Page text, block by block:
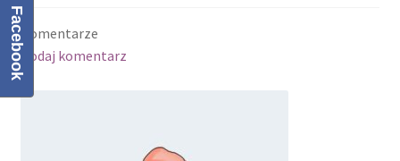
O mnie
Oferta
Komentarze
Dodaj komentarz
Facebook